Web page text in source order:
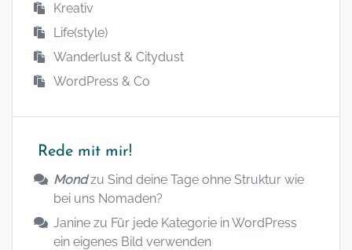
Kreativ
Life(style)
Wanderlust & Citydust
WordPress & Co
Rede mit mir!
Mondzu Sind deine Tage ohne Struktur wie
bei uns Nomaden?
Janine zu Für jede Kategorie in WordPress
ein eigenes Bild verwenden